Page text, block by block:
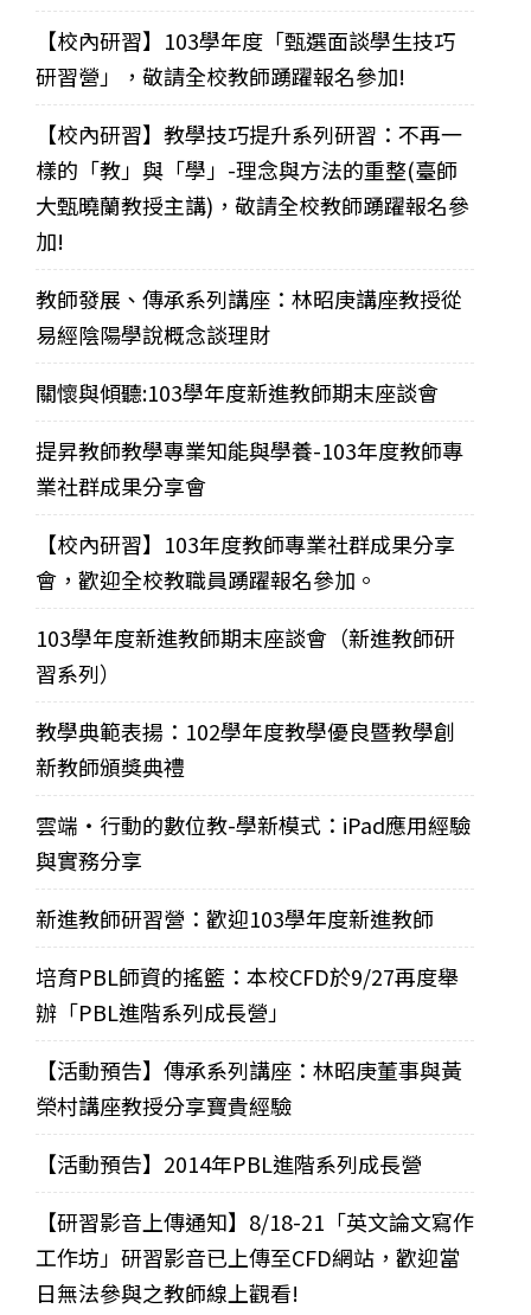
【校內研習】103學年度「甄選面談學生技巧
研習營」，敬請全校教師踴躍報名參加!
【校內研習】教學技巧提升系列研習：不再一
樣的「教」與「學」-理念與方法的重整(臺師
大甄曉蘭教授主講)，敬請全校教師踴躍報名參
加!
教師發展、傳承系列講座：林昭庚講座教授從
易經陰陽學說概念談理財
關懷與傾聽:103學年度新進教師期末座談會
提昇教師教學專業知能與學養-103年度教師專
業社群成果分享會
【校內研習】103年度教師專業社群成果分享
會，歡迎全校教職員踴躍報名參加。
103學年度新進教師期末座談會（新進教師研
習系列）
教學典範表揚：102學年度教學優良暨教學創
新教師頒獎典禮
雲端‧行動的數位教-學新模式：iPad應用經驗
與實務分享
新進教師研習營：歡迎103學年度新進教師
培育PBL師資的搖籃：本校CFD於9/27再度舉
辦「PBL進階系列成長營」
【活動預告】傳承系列講座：林昭庚董事與黃
榮村講座教授分享寶貴經驗
【活動預告】2014年PBL進階系列成長營
【研習影音上傳通知】8/18-21「英文論文寫作
工作坊」研習影音已上傳至CFD網站，歡迎當
日無法參與之教師線上觀看!